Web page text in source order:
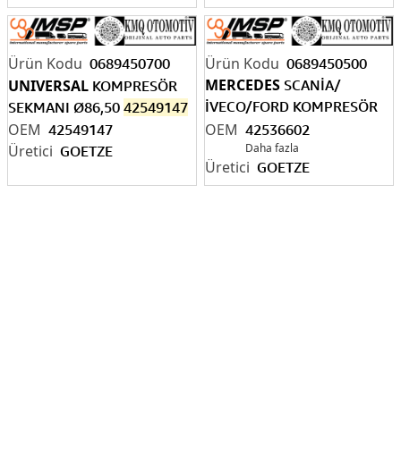
0689450700
42549147
UNIVERSAL KOMPRESÖR
SEKMANI Ø86,50 42549147
GOETZE
0689450500
42536602
Daha fazla
MERCEDES SCANİA/
İVECO/FORD KOMPRESÖR
SEKMANI Ø86,25 MM
GOETZE